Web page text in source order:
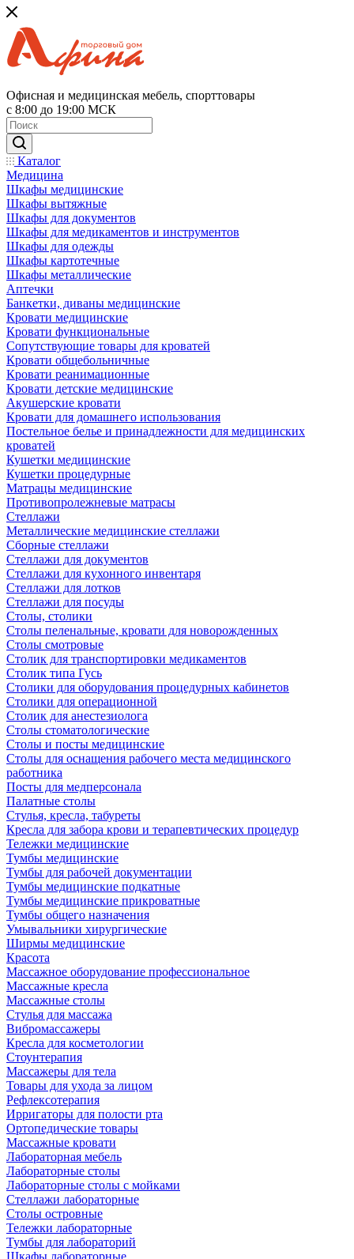
Офисная и медицинская мебель, спорттовары
с 8:00 до 19:00 МСК
Каталог
Медицина
Шкафы медицинские
Шкафы вытяжные
Шкафы для документов
Шкафы для медикаментов и инструментов
Шкафы для одежды
Шкафы картотечные
Шкафы металлические
Аптечки
Банкетки, диваны медицинские
Кровати медицинские
Кровати функциональные
Сопутствующие товары для кроватей
Кровати общебольничные
Кровати реанимационные
Кровати детские медицинские
Акушерские кровати
Кровати для домашнего использования
Постельное белье и принадлежности для медицинских
кроватей
Кушетки медицинские
Кушетки процедурные
Матрацы медицинские
Противопролежневые матрасы
Стеллажи
Металлические медицинские стеллажи
Сборные стеллажи
Стеллажи для документов
Стеллажи для кухонного инвентаря
Стеллажи для лотков
Стеллажи для посуды
Столы, столики
Столы пеленальные, кровати для новорожденных
Столы смотровые
Столик для транспортировки медикаментов
Столик типа Гусь
Столики для оборудования процедурных кабинетов
Столики для операционной
Столик для анестезиолога
Столы стоматологические
Столы и посты медицинские
Столы для оснащения рабочего места медицинского
работника
Посты для медперсонала
Палатные столы
Стулья, кресла, табуреты
Кресла для забора крови и терапевтических процедур
Тележки медицинские
Тумбы медицинские
Тумбы для рабочей документации
Тумбы медицинские подкатные
Тумбы медицинские прикроватные
Тумбы общего назначения
Умывальники хирургические
Ширмы медицинские
Красота
Массажное оборудование профессиональное
Массажные кресла
Массажные столы
Стулья для массажа
Вибромассажеры
Кресла для косметологии
Стоунтерапия
Массажеры для тела
Товары для ухода за лицом
Рефлексотерапия
Ирригаторы для полости рта
Ортопедические товары
Массажные кровати
Лабораторная мебель
Лабораторные столы
Лабораторные столы с мойками
Стеллажи лабораторные
Столы островные
Тележки лабораторные
Тумбы для лабораторий
Шкафы лабораторные